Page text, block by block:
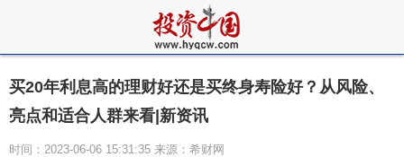
买20年利息高的理财好还是买终身寿险好？从风险、
亮点和适合人群来看|新资讯
时间：2023-06-06 15:31:35 来源：希财网